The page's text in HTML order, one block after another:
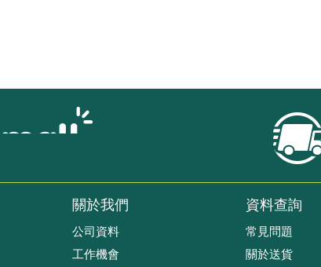
關於我們
公司資料
工作機會
資料查詢
常見問題
關於送貨